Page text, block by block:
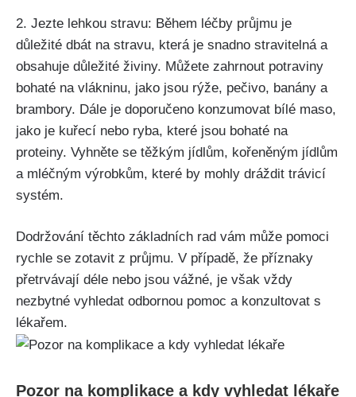
2. Jezte lehkou stravu: Během léčby průjmu je
důležité dbát⁤ na stravu,‌ která je snadno stravitelná a
obsahuje důležité živiny. Můžete‌ zahrnout potraviny
bohaté na vlákninu, jako jsou⁤ rýže, pečivo, banány a
brambory. Dále ‍je doporučeno konzumovat bílé maso,
jako je kuřecí nebo ‍ryba, které jsou bohaté na
proteiny. Vyhněte ‍se těžkým jídlům, kořeněným jídlům
a mléčným výrobkům, které by mohly dráždit trávicí
systém.
Dodržování těchto základních rad vám může pomoci
rychle se zotavit ‍z průjmu.​ V případě, že příznaky
přetrvávají déle nebo jsou vážné, je však vždy⁣
nezbytné vyhledat odbornou pomoc a konzultovat​ s​
lékařem.
Pozor​ na komplikace⁣ a kdy vyhledat lékaře